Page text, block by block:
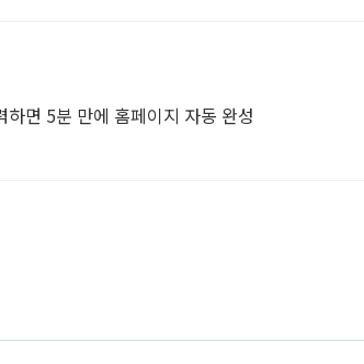
면 5분 만에 홈페이지 자동 완성